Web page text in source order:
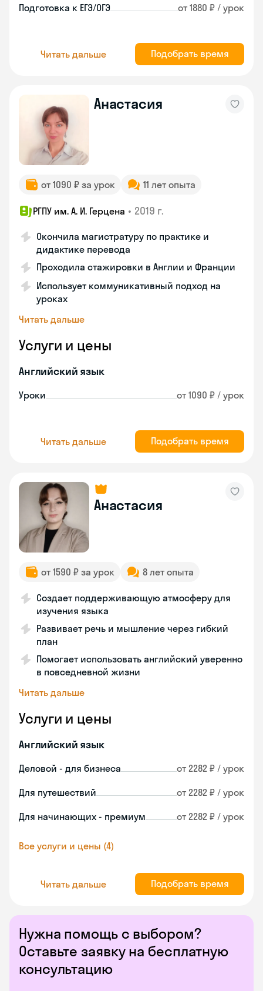
Нужна помощь с выбором?
Оставьте заявку на бесплатную
консультацию
Подготовка к ЕГЭ/ОГЭ от 1880 ₽ / урок
Читать дальше Подобрать время
Анастасия
от 1090 ₽ за урок 11 лет опыта
РГПУ им. А. И. Герцена • 2019 г.
Окончила магистратуру по практике и
дидактике перевода
Проходила стажировки в Англии и Франции
Использует коммуникативный подход на
уроках
Читать дальше
Услуги и цены
Английский язык
Уроки от 1090 ₽ / урок
Читать дальше Подобрать время
Анастасия
от 1590 ₽ за урок 8 лет опыта
Создает поддерживающую атмосферу для
изучения языка
Развивает речь и мышление через гибкий
план
Помогает использовать английский уверенно
в повседневной жизни
Читать дальше
Услуги и цены
Английский язык
Деловой - для бизнеса от 2282 ₽ / урок
Для путешествий от 2282 ₽ / урок
Для начинающих - премиум от 2282 ₽ / урок
Все услуги и цены (4)
Читать дальше Подобрать время